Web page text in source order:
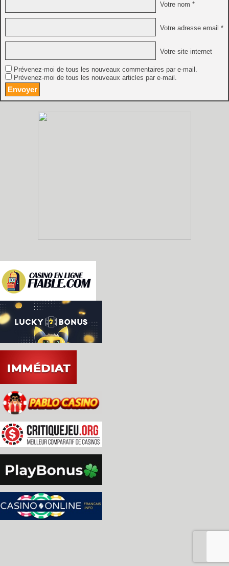
Votre nom *
Votre adresse email *
Votre site internet
Prévenez-moi de tous les nouveaux commentaires par e-mail.
Prévenez-moi de tous les nouveaux articles par e-mail.